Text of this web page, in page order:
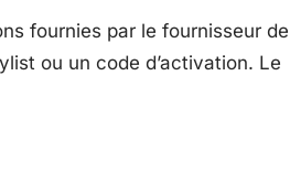
fournies par le fournisseur de
ou un code d’activation. Le